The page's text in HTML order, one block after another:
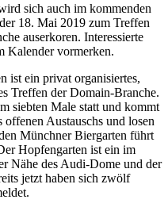
sich auch im kommenden
18. Mai 2019 zum Treffen
auserkoren. Interessierte
Kalender vormerken.
ist ein privat organisiertes,
Treffen der Domain-Branche.
siebten Male statt und kommt
Austauschs und losen
Münchner Biergarten führt
Hopfengarten ist ein im
Nähe des Audi-Dome und der
jetzt haben sich zwölf